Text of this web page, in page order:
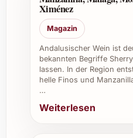
Geltung zu bringen.
Wie offenbart sich
am besten?
Nach kurzem
seine volle Tiefe und
Finesse besonders gut
Ximénez
Magazin
Andalusischer Wein ist
bekannten Begriffe
lassen. In der Region
helle Finos und
…
Weiterlesen